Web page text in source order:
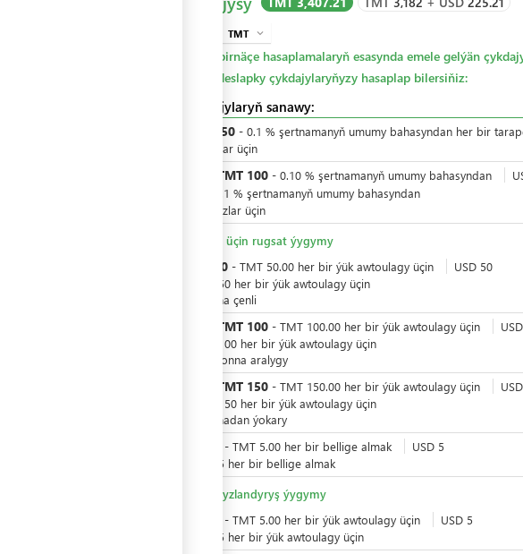
TMT expand_more
Bu birnäçe hasaplamalaryň esasynda emele gelýän
öz deslapky çykdajylaryňyzy hasaplap bilersiňiz:
Çykdajylaryň sanawy:
350 - 0.1 % şertnamanyň umumy bahasyndan her bir
dahyllylar üçin
TMT 100 - 0.10 % şertnamanyň umumy bahasyndan
0.1 % şertnamanyň umumy bahasyndan
dahylsyzlar üçin
Girmek üçin rugsat ýygymy
50 - TMT 50.00 her bir ýük awtoulagy üçin USD 50
50 her bir ýük awtoulagy üçin
10 tonna çenli
TMT 100 - TMT 100.00 her bir ýük awtoulagy üçin USD
100 her bir ýük awtoulagy üçin
10-20 tonna aralygy
TMT 150 - TMT 150.00 her bir ýük awtoulagy üçin USD
150 her bir ýük awtoulagy üçin
20 tonnadan ýokary
- TMT 5.00 her bir bellige almak USD 5
5 her bir bellige almak
Zyýansyzlandyryş ýygymy
- TMT 5.00 her bir ýük awtoulagy üçin USD 5
5 her bir ýük awtoulagy üçin